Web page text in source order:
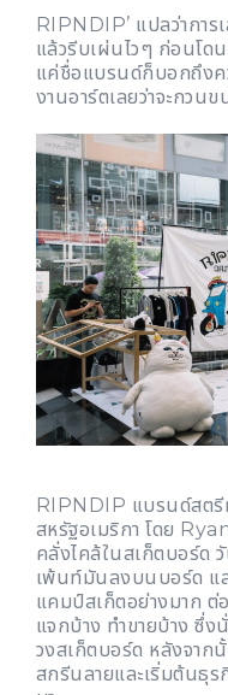
RIPNDIP’ แปลว่ากา
แล้วรีบเผ่นไวๆ ก่อนโด
แค่ชื่อแบรนด์ก็บอกถึงค
งานอาร์ตเลยว่าจะกวนข
RIPNDIP แบรนด์สตรี
สหรัฐอเมริกา โดย
คลั่งไคล้ในสเก็ตบอร์ด
เพ้นท์มันลงบนบอร์ด แ
แคมป์สเก็ตอย่างมาก ต่
แจกบ้าง ทำขายบ้าง ซึ่ง
วงสเก็ตบอร์ด หลังจาก
สกรีนลายและเริ่มต้นธุ